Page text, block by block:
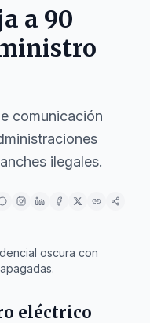
a 90
comunicación
ilegales.
oscura con
eléctrico